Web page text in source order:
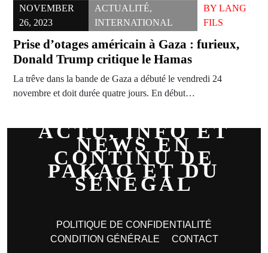
NOVEMBER
26, 2023
ACTUALITÉ,
INTERNATIONAL
BY LANG
FILS
Prise d’otages américain à Gaza : furieux,
Donald Trump critique le Hamas
La trêve dans la bande de Gaza a débuté le vendredi 24
novembre et doit durée quatre jours. En début…
ACTU, INFO ET
NEWS EN
CONTINU DE
PAKAO ET DU
SÉNÉGAL
POLITIQUE DE CONFIDENTIALITÉ
CONDITION GÉNÉRALE
CONTACT